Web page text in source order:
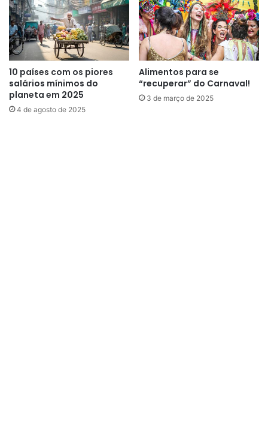
visitar lugares históricos é uma motivação para viajar, vale
visitar o monumento e descobrir mais detalhes sobre a
história das batalhas e os fatos sobre a arquitetura do
local.
Yonge Street, Toronto, Canadá
Dentro de Toronto, existe um enclave chamado Church-
10 países com os piores
salários mínimos do
planeta em 2025
4 de agosto de 2025
Alimentos para se
“recuperar” do Carnaval!
3 de março de 2025